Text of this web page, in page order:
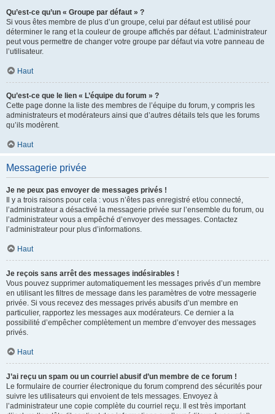
Qu’est-ce qu’un « Groupe par défaut » ?
Si vous êtes membre de plus d’un groupe, celui par défaut est utilisé pour
déterminer le rang et la couleur de groupe affichés par défaut. L’administrateur
peut vous permettre de changer votre groupe par défaut via votre panneau de
l’utilisateur.
Haut
Qu’est-ce que le lien « L’équipe du forum » ?
Cette page donne la liste des membres de l’équipe du forum, y compris les
administrateurs et modérateurs ainsi que d’autres détails tels que les forums
qu’ils modèrent.
Haut
Messagerie privée
Je ne peux pas envoyer de messages privés !
Il y a trois raisons pour cela : vous n’êtes pas enregistré et/ou connecté,
l’administrateur a désactivé la messagerie privée sur l’ensemble du forum, ou
l’administrateur vous a empêché d’envoyer des messages. Contactez
l’administrateur pour plus d’informations.
Haut
Je reçois sans arrêt des messages indésirables !
Vous pouvez supprimer automatiquement les messages privés d’un membre
en utilisant les filtres de message dans les paramètres de votre messagerie
privée. Si vous recevez des messages privés abusifs d’un membre en
particulier, rapportez les messages aux modérateurs. Ce dernier a la
possibilité d’empêcher complètement un membre d’envoyer des messages
privés.
Haut
J’ai reçu un spam ou un courriel abusif d’un membre de ce forum !
Le formulaire de courrier électronique du forum comprend des sécurités pour
suivre les utilisateurs qui envoient de tels messages. Envoyez à
l’administrateur une copie complète du courriel reçu. Il est très important